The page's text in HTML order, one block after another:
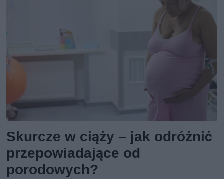
Skurcze w ciąży – jak odróżnić
przepowiadające od
porodowych?